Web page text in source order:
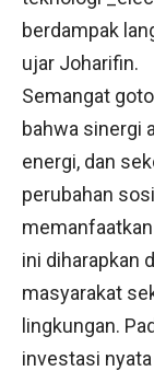
berdampak
ujar Joharifin.
Semangat
bahwa sinergi
energi, dan
perubahan
ini diharapkan
masyarakat
lingkungan.
investasi